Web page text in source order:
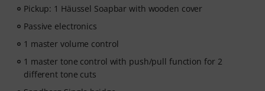
Pickup: 1 Häussel Soapbar with wooden cover
Passive electronics
1 master volume control
1 master tone control with push/pull function for 2
different tone cuts